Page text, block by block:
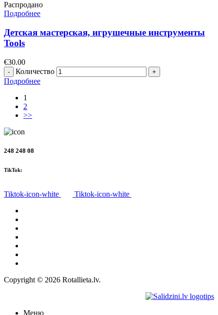
Распродано
Подробнее
Детская мастерская, игрушечные инструменты
Tools
€30.00
Количество
Подробнее
1
2
>>
248 248 08
TikTok:
Tiktok-icon-white
Tiktok-icon-white
Copyright © 2026 Rotallieta.lv.
Меню